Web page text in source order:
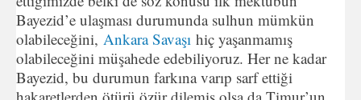
Bayezid’e ulaşması durumunda sulhun mümkün
olabileceğini, Ankara Savaşı hiç yaşanmamış
olabileceğini müşahede edebiliyoruz. Her ne kadar
Bayezid, bu durumun farkına varıp sarf ettiği